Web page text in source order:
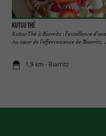
KUTSU Thé
Kutsu-Thé à Biarritz : l’excellence
Au cœur de l’effervescence de Biarritz,
1,9 km - Biarritz